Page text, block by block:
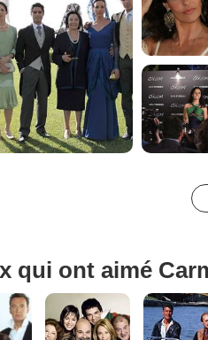
qui ont aimé